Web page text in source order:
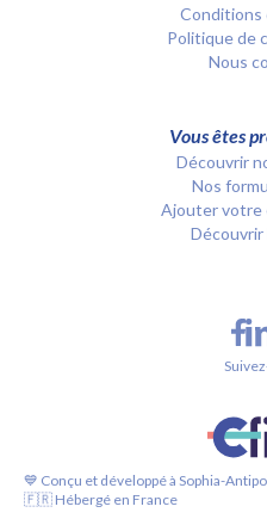
Conditions
Politique de
Nous
Vous êtes
Découvrir
Nos
Ajouter votre
💙 Conçu et développé à Sophia-
🇫🇷 Hébergé en France